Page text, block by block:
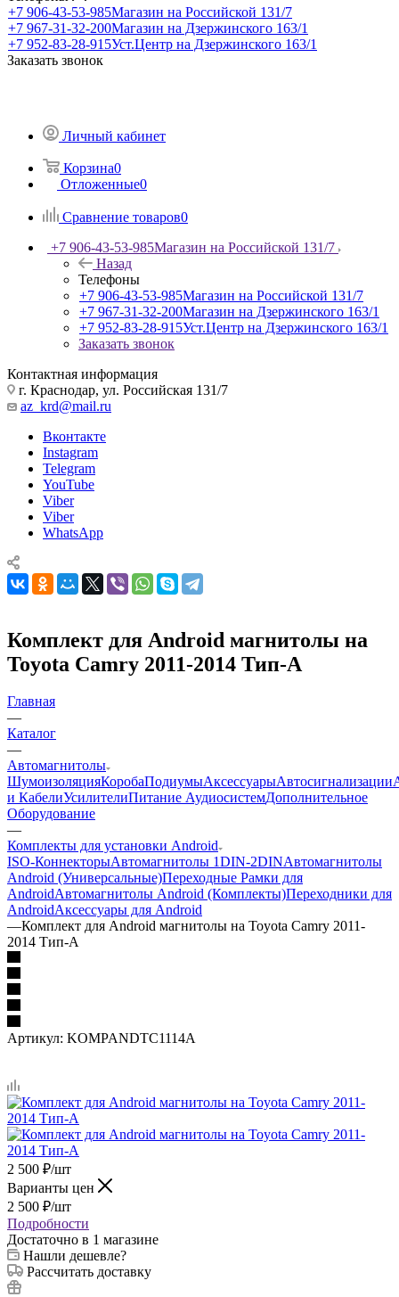
+7 906-43-53-985Магазин на Российской 131/7
+7 967-31-32-200Магазин на Дзержинского 163/1
+7 952-83-28-915Уст.Центр на Дзержинского 163/1
Заказать звонок
Личный кабинет
Корзина0
Отложенные0
Сравнение товаров0
+7 906-43-53-985Магазин на Российской 131/7
Назад
Телефоны
+7 906-43-53-985Магазин на Российской 131/7
+7 967-31-32-200Магазин на Дзержинского 163/1
+7 952-83-28-915Уст.Центр на Дзержинского 163/1
Заказать звонок
Контактная информация
г. Краснодар, ул. Российская 131/7
az_krd@mail.ru
Вконтакте
Instagram
Telegram
YouTube
Viber
Viber
WhatsApp
Комплект для Android магнитолы на
Toyota Camry 2011-2014 Тип-A
Главная
—
Каталог
—
Автомагнитолы
ШумоизоляцияКоробаПодиумыАксессуарыАвтосигнализации
и КабелиУсилителиПитание АудиосистемДополнительное
Оборудование
—
Комплекты для установки Android
ISO-КоннекторыАвтомагнитолы 1DIN-2DINАвтомагнитолы
Android (Универсальные)Переходные Рамки для
AndroidАвтомагнитолы Android (Комплекты)Переходники для
AndroidАксессуары для Android
—Комплект для Android магнитолы на Toyota Camry 2011-
2014 Тип-A
Артикул: KOMPANDTC1114А
2 500 ₽/шт
Варианты цен
2 500 ₽/шт
Подробности
Достаточно в 1 магазине
Нашли дешевле?
Рассчитать доставку